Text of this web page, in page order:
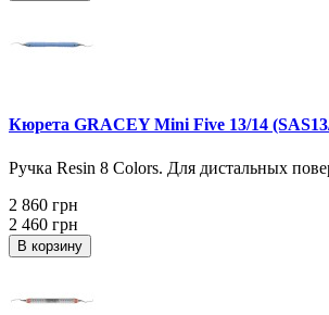
Кюрета GRACEY Mini Five 13/14
Ручка Resin 8 Colors. Для дистальных
2 860 грн
2 460 грн
В корзину